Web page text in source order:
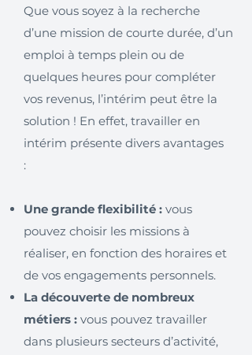
Que vous soyez à la recherche
d’une mission de courte durée, d’un
emploi à temps plein ou de
quelques heures pour compléter
vos revenus, l’intérim peut être la
solution ! En effet, travailler en
intérim présente divers avantages
:
Une grande flexibilité : vous
pouvez choisir les missions à
réaliser, en fonction des horaires et
de vos engagements personnels.
La découverte de nombreux
métiers : vous pouvez travailler
dans plusieurs secteurs d’activité,